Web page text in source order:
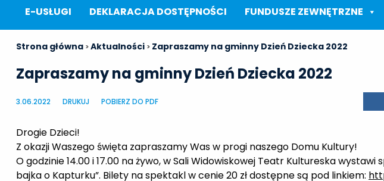
E-USŁUGI DEKLARACJA DOSTĘPNOŚCI FUNDUSZE ZEWNĘTRZNE
Strona główna >Aktualności > Zapraszamy na gminny Dzień Dziecka 2022
Zapraszamy na gminny Dzień Dziecka 2022
3.06.2022 DRUKUJ POBIERZ DO PDF
Drogie Dzieci!
Z okazji Waszego święta zapraszamy Was w progi naszego Domu Kultury!
O godzinie 14.00 i 17.00 na żywo, w Sali Widowiskowej Teatr Kultureska
bajka o Kapturku”. Bilety na spektakl w cenie 20 zł dostępne są pod linkiem: